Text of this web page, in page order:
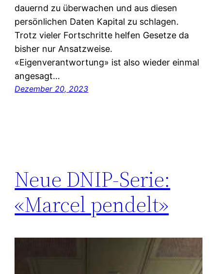
dauernd zu überwachen und aus diesen
persönlichen Daten Kapital zu schlagen.
Trotz vieler Fortschritte helfen Gesetze da
bisher nur Ansatzweise.
«Eigenverantwortung» ist also wieder einmal
angesagt…
Dezember 20, 2023
Neue DNIP-Serie:
«Marcel pendelt»